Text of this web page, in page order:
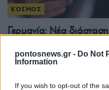
pontosnews.gr - Do Not
Information
If you wish to opt-out of the
ΚΟΣΜΟΣ
Γερμανία: Νέα διάσταση
Βερολίνο μετά τον
στη Λειψία